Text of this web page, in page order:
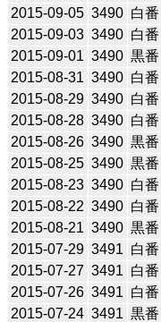
2015-09-05 3490 白番
2015-09-03 3490 白番
2015-09-01 3490 黒番
2015-08-31 3490 白番
2015-08-29 3490 白番
2015-08-28 3490 白番
2015-08-26 3490 黒番
2015-08-25 3490 黒番
2015-08-23 3490 白番
2015-08-22 3490 白番
2015-08-21 3490 黒番
2015-07-29 3491 白番
2015-07-27 3491 白番
2015-07-26 3491 白番
2015-07-24 3491 黒番